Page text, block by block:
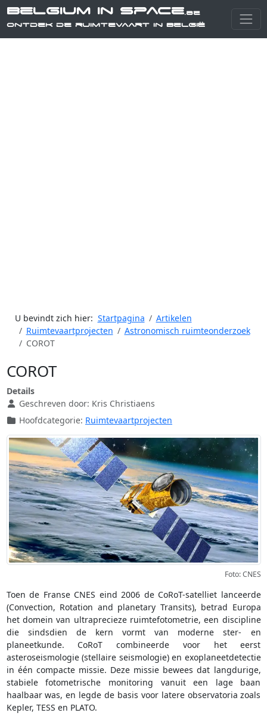
Belgium in Space.be
Ontdek de ruimtevaart in België
U bevindt zich hier: Startpagina
Artikelen
Ruimtevaartprojecten
Astronomisch ruimteonderzoek
COROT
COROT
Details
Geschreven door: Kris Christiaens
Hoofdcategorie: Ruimtevaartprojecten
Foto: CNES
Toen de Franse CNES eind 2006 de CoRoT-satelliet lanceerde
(Convection, Rotation and planetary Transits), betrad Europa
het domein van ultraprecieze ruimtefotometrie, een discipline
die sindsdien de kern vormt van moderne ster- en
planeetkunde. CoRoT combineerde voor het eerst
asteroseismologie (stellaire seismologie) en exoplaneetdetectie
in één compacte missie. Deze missie bewees dat langdurige,
stabiele fotometrische monitoring vanuit een lage baan
haalbaar was, en legde de basis voor latere observatoria zoals
Kepler, TESS en PLATO.